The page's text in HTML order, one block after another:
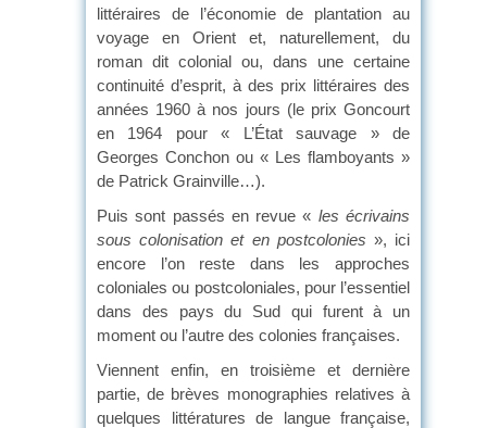
littéraires de l’économie de plantation au
voyage en Orient et, naturellement, du
roman dit colonial ou, dans une certaine
continuité d’esprit, à des prix littéraires des
années 1960 à nos jours (le prix Goncourt
en 1964 pour « L’État sauvage » de
Georges Conchon ou « Les flamboyants »
de Patrick Grainville…).
Puis sont passés en revue « les écrivains
sous colonisation et en postcolonies », ici
encore l’on reste dans les approches
coloniales ou postcoloniales, pour l’essentiel
dans des pays du Sud qui furent à un
moment ou l’autre des colonies françaises.
Viennent enfin, en troisième et dernière
partie, de brèves monographies relatives à
quelques littératures de langue française,